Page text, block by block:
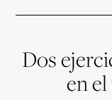
Dos
en